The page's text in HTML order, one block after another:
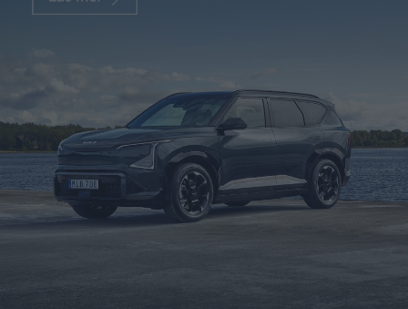
50.000 motorer för
eldriven prestanda –
Yasa når ny milstolpe
Carl Undéhn